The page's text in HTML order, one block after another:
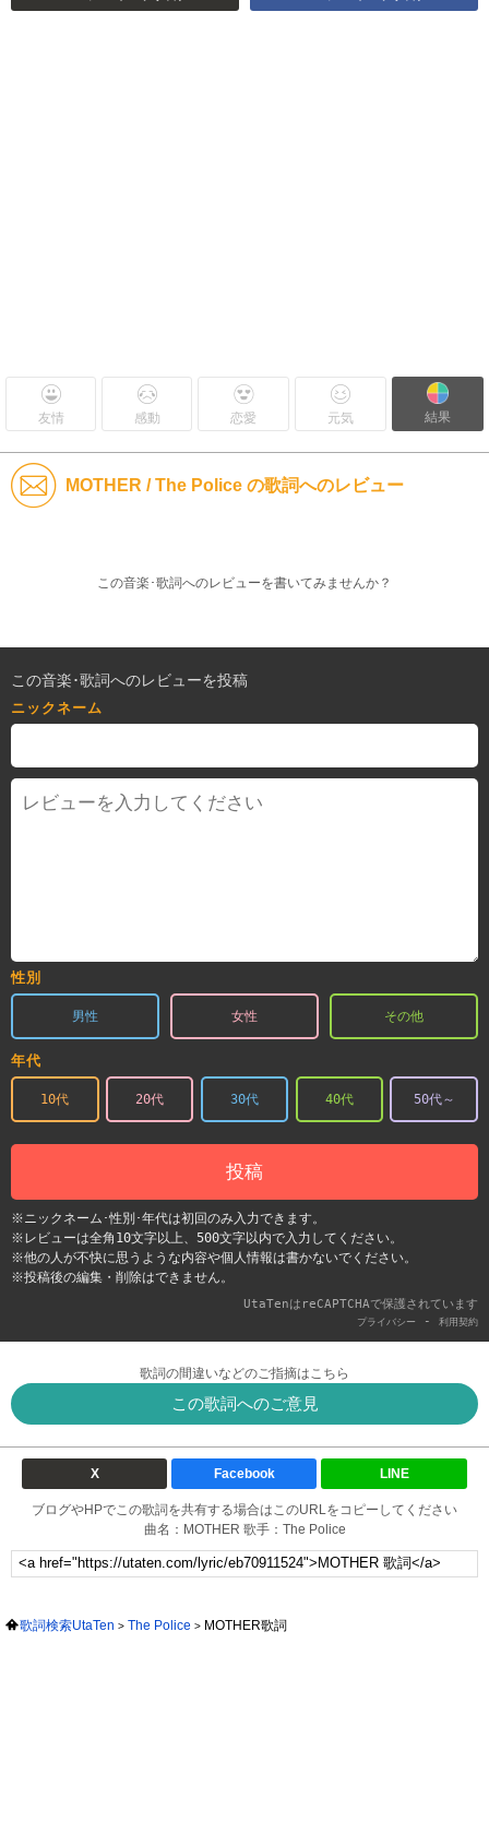
友情 感動 恋愛 元気 結果
MOTHER / The Police の歌詞へのレビュー
この音楽･歌詞へのレビューを書いてみませんか？
この音楽･歌詞へのレビューを投稿
ニックネーム
性別
男性 女性 その他
年代
10代 20代 30代 40代 50代～
投稿
※ニックネーム･性別･年代は初回のみ入力できます。
※レビューは全角10文字以上、500文字以内で入力してください。
※他の人が不快に思うような内容や個人情報は書かないでください。
※投稿後の編集・削除はできません。
UtaTenはreCAPTCHAで保護されています
プライバシー - 利用契約
歌詞の間違いなどのご指摘はこちら
この歌詞へのご意見
X Facebook LINE
ブログやHPでこの歌詞を共有する場合はこのURLをコピーしてください
曲名：MOTHER 歌手：The Police
歌詞検索UtaTen The Police MOTHER歌詞